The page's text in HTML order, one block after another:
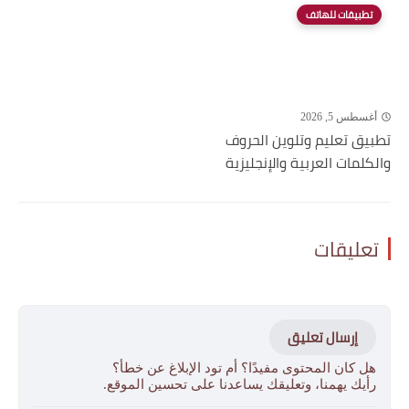
تطبيقات للهاتف
أغسطس 5, 2026
تطبيق تعليم وتلوين الحروف
والكلمات العربية والإنجليزية
تعليقات
إرسال تعليق
هل كان المحتوى مفيدًا؟ أم تود الإبلاغ عن خطأ؟
رأيك يهمنا، وتعليقك يساعدنا على تحسين الموقع.